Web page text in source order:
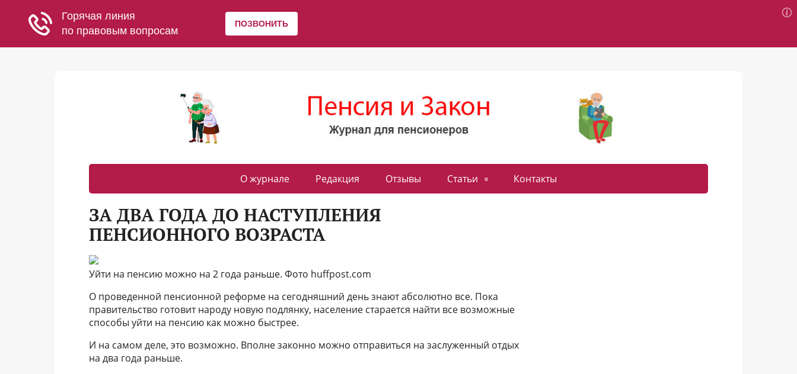
О журнале Редакция Отзывы Статьи Контакты
ЗА ДВА ГОДА ДО НАСТУПЛЕНИЯ
ПЕНСИОННОГО ВОЗРАСТА
Уйти на пенсию можно на 2 года раньше. Фото huffpost.com
О проведенной пенсионной реформе на сегодняшний день знают абсолютно все. Пока
правительство готовит народу новую подлянку, население старается найти все возможные
способы уйти на пенсию как можно быстрее.
И на самом деле, это возможно. Вполне законно можно отправиться на заслуженный отдых
на два года раньше.